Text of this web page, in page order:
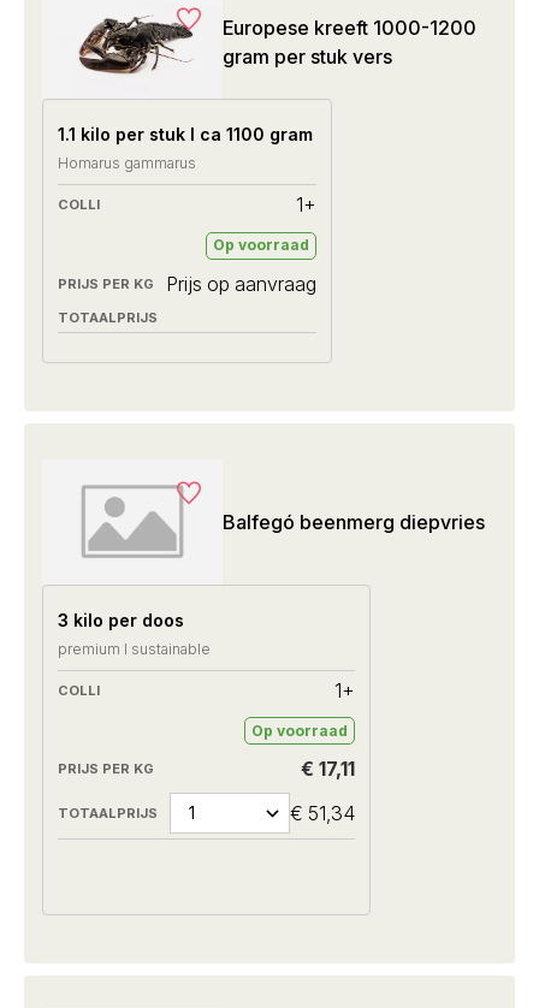
Europese kreeft 1000-1200
gram per stuk vers
1.1 kilo per stuk I ca 1100 gram
Homarus gammarus
1+
Op voorraad
Prijs op aanvraag
Balfegó beenmerg diepvries
3 kilo per doos
premium I sustainable
1+
Op voorraad
€ 17,11
€ 51,34